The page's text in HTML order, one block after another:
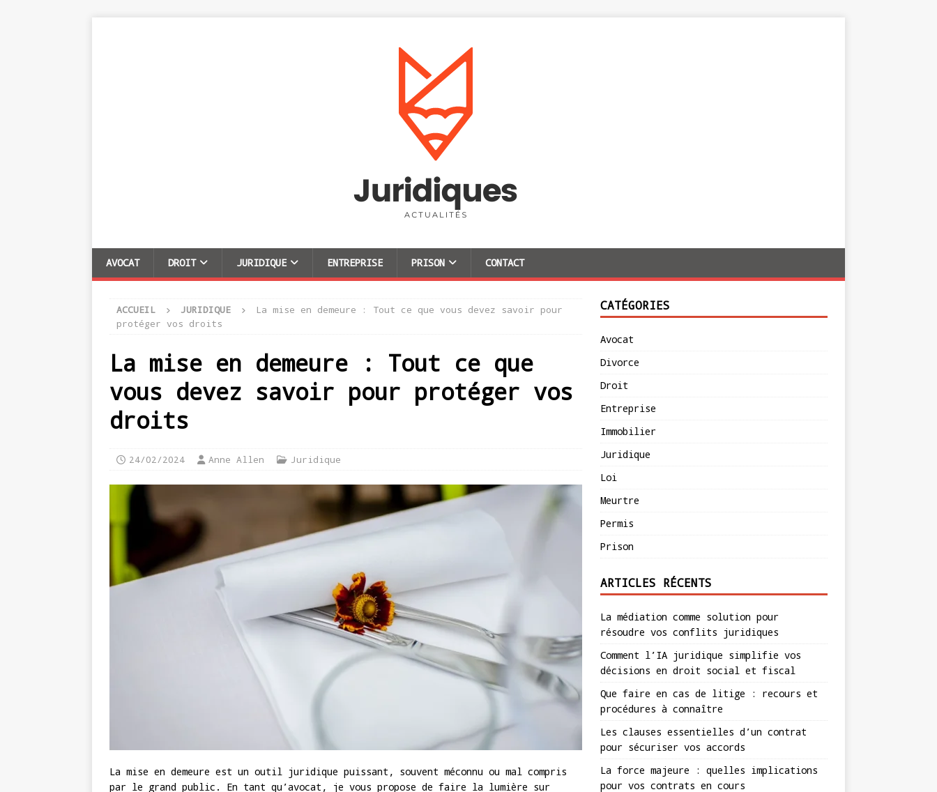
AVOCAT DROIT JURIDIQUE ENTREPRISE PRISON CONTACT
ACCUEIL JURIDIQUE
La mise en demeure : Tout ce que vous devez savoir pour
protéger vos droits
La mise en demeure : Tout ce que
vous devez savoir pour protéger vos
droits
24/02/2024 Anne Allen Juridique
La mise en demeure est un outil juridique puissant, souvent méconnu ou mal compris
par le grand public. En tant qu’avocat, je vous propose de faire la lumière sur
CATÉGORIES
Avocat
Divorce
Droit
Entreprise
Immobilier
Juridique
Loi
Meurtre
Permis
Prison
ARTICLES RÉCENTS
La médiation comme solution pour
résoudre vos conflits juridiques
Comment l’IA juridique simplifie vos
décisions en droit social et fiscal
Que faire en cas de litige : recours et
procédures à connaître
Les clauses essentielles d’un contrat
pour sécuriser vos accords
La force majeure : quelles implications
pour vos contrats en cours